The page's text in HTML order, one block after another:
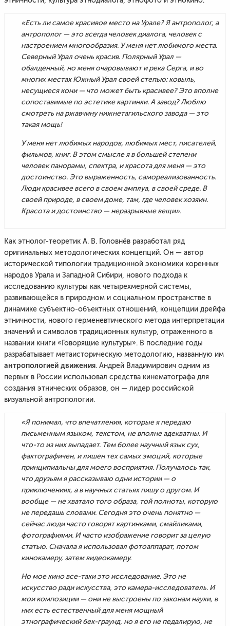
«Есть ли самое красивое место на Урале? Я антрополог, а
антрополог — это всегда человек диалога, человек с
настроением многообразия. У меня нет любимого места.
Северный Урал очень красив. Полярный Урал —
обалденный, но меня очаровывают и река Серга, и во
многих местах Южный Урал своей степью: ковыль,
несущиеся кони — что может быть красивее? Это вполне
сопоставимые по эстетике картинки. А завод? Люблю
смотреть на ржавчину нижнетагильского завода — это
такая мощь!
У меня нет любимых народов, любимых мест, писателей,
фильмов, книг. В этом смысле я в большей степени
человек панорамы, спектра, и красота для меня — это
достоинство. Это выраженность, самореализованность.
Люди красивее всего в своем амплуа, в своей среде. В
своей природе, в своем доме, там, где человек хозяин.
Красота и достоинство — неразрывные вещи».
Как этнолог-теоретик А. В. Головнёв разработал ряд
оригинальных методологических концепций. Он — автор
исторической типологии традиционной экономики коренных
народов Урала и Западной Сибири, нового подхода к
исследованию культуры как четырехмерной системы,
развивающейся в природном и социальном пространстве в
динамике субъектно-объектных отношений, концепции дрейфа
этничности, нового герменевтического метода интерпретации
значений и символов традиционных культур, отраженного в
названии книги «Говорящие культуры». В последние годы
разрабатывает метаисторическую методологию, названную им
антропологией движения. Андрей Владимирович одним из
первых в России использовал средства кинематографа для
создания этнических образов, он — лидер российской
визуальной антропологии.
«Я понимал, что впечатления, которые я передаю
письменным языком, текстом, не вполне адекватны. И
что-то из них выпадает. Тем более научный язык сух,
фактографичен, и лишен тех самых эмоций, которые
принципиальны для моего восприятия. Получалось так,
что друзьям я рассказываю одни истории — о
приключениях, а в научных статьях пишу о другом. И
вообще — не хватало того образа, той полноты, которую
не передашь словами. Сегодня это очень понятно —
сейчас люди часто говорят картинками, смайликами,
фотографиями. И часто изображение говорит за целую
статью. Сначала я использовал фотоаппарат, потом
кинокамеру, затем видеокамеру.
Но мое кино все-таки это исследование. Это не
искусство ради искусства, это камера-исследователь. И
мои композиции — они не выстроены по законам науки, в
них есть естественный для меня мощный
этнографический бек-граунд, но я его не педалирую, не